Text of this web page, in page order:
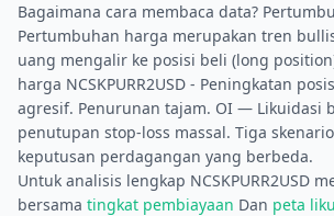
Bagaimana cara membaca data?
Pertumbuhan harga merupakan tren
uang mengalir ke posisi beli (long
harga NCSKPURR2USD - Peningkatan
agresif. Penurunan tajam. OI — Likuidasi
penutupan stop-loss massal. Tiga
keputusan perdagangan yang berbeda.
Untuk analisis lengkap NCSKPURR2USD
bersama tingkat pembiayaan Dan peta